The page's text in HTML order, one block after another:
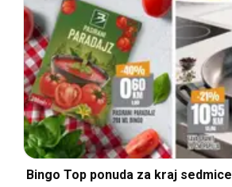
Bingo Top ponuda za kraj sedmice